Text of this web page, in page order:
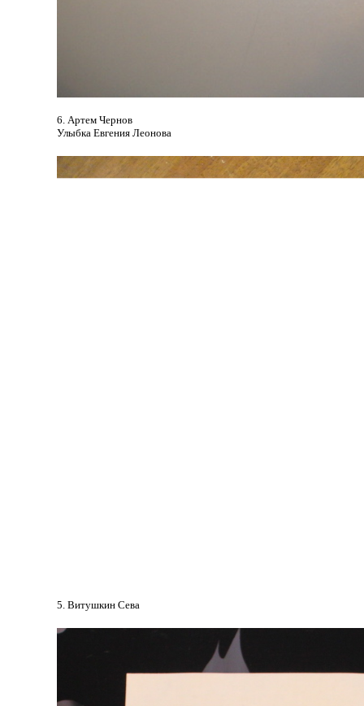
6. Артем Чернов
Улыбка Евгения Леонова
5. Витушкин Сева